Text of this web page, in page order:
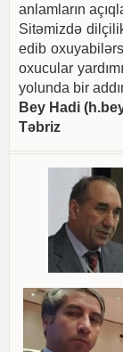
anlamların
Sitəmizdə
edib
oxucular
yolunda bir
Bey Hadi (
Təbriz